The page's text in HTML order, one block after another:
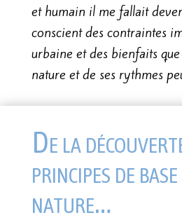
et humain il me fallait
conscient des contraintes
urbaine et des bienfaits
nature et de ses rythmes
De la
principes de
nature…